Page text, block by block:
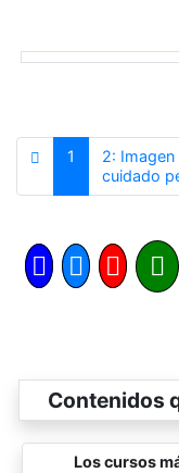
1
2:
cuidado
Contenidos
Los cursos